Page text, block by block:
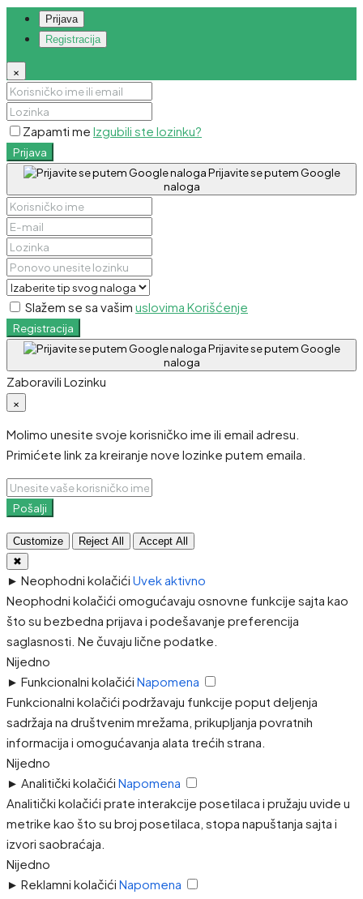
Prijava
Registracija
×
Zapamti me Izgubili ste lozinku?
Prijava
Prijavite se putem Google
naloga
Slažem se sa vašim uslovima Korišćenje
Registracija
Prijavite se putem Google
naloga
Zaboravili Lozinku
×
Molimo unesite svoje korisničko ime ili email adresu.
Primićete link za kreiranje nove lozinke putem emaila.
Pošalji
Customize Reject All
Accept All
✖
► Neophodni kolačići Uvek aktivno
Neophodni kolačići omogućavaju osnovne funkcije sajta kao
što su bezbedna prijava i podešavanje preferencija
saglasnosti. Ne čuvaju lične podatke.
Nijedno
► Funkcionalni kolačići Napomena
Funkcionalni kolačići podržavaju funkcije poput deljenja
sadržaja na društvenim mrežama, prikupljanja povratnih
informacija i omogućavanja alata trećih strana.
Nijedno
► Analitički kolačići Napomena
Analitički kolačići prate interakcije posetilaca i pružaju uvide u
metrike kao što su broj posetilaca, stopa napuštanja sajta i
izvori saobraćaja.
Nijedno
► Reklamni kolačići Napomena